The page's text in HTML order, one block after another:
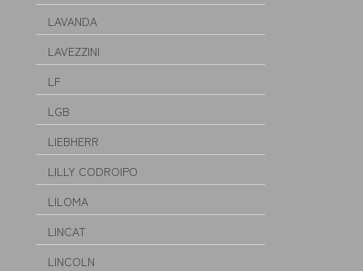
LAVANDA
LAVEZZINI
LF
LGB
LIEBHERR
LILLY CODROIPO
LILOMA
LINCAT
LINCOLN